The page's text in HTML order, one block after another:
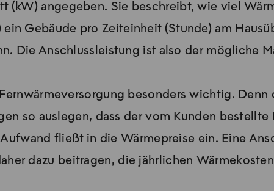
(kW) angegeben. Sie beschreibt, wie viel
Gebäude pro Zeiteinheit (Stunde) am
Die Anschlussleistung ist also der mögliche
besonders wichtig. Denn
so auslegen, dass der vom Kunden
fließt in die Wärmepreise ein. Eine
dazu beitragen, die jährlichen